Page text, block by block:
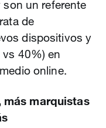
un referente
de
dispositivos y
40%) en
online.
marquistas